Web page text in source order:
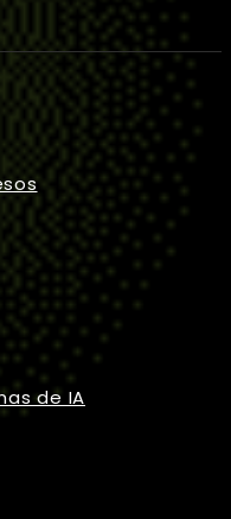
de IA